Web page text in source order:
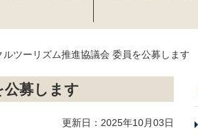
ルツーリズム推進協議会 委員を公募します
公募します
更新日：2025年10月03日